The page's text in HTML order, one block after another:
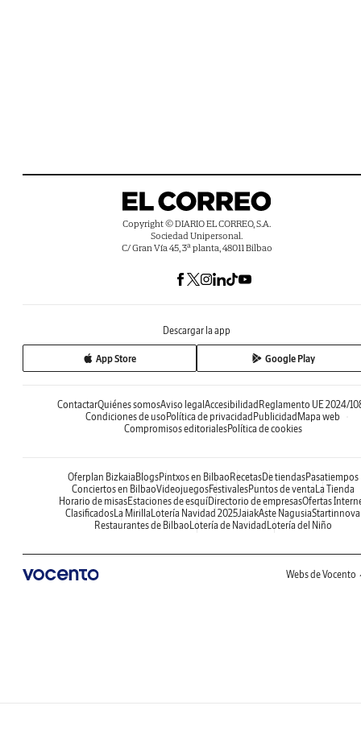
Copyright © DIARIO EL CORREO, S.A.
Sociedad Unipersonal.
C/ Gran Vía 45, 3ª planta, 48011 Bilbao
Descargar la app
App Store Google Play
ContactarQuiénes somosAviso legal Accesibilidad Reglamento UE 2024/
Condiciones de uso Política de privacidad Publicidad Mapa web
Compromisos editorialesPolítica de cookies
Oferplan Bizkaia BlogsPintxos en Bilbao RecetasDe tiendasPasatiempos
Conciertos en BilbaoVideojuegosFestivalesPuntos de venta La Tienda
Horario de misasEstaciones de esquíDirectorio de empresasOfertas
ClasificadosLa Mirilla Lotería Navidad 2025JaiakAste NagusiaStartinnova
Restaurantes de Bilbao Lotería de Navidad Lotería del Niño
Webs de Vocento